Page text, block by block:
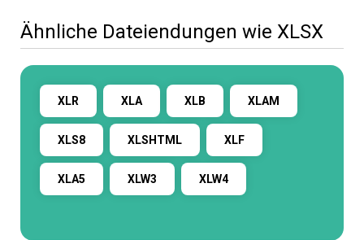
Ähnliche Dateiendungen wie XLSX
XLR XLA XLB XLAM
XLS8 XLSHTML XLF
XLA5 XLW3 XLW4